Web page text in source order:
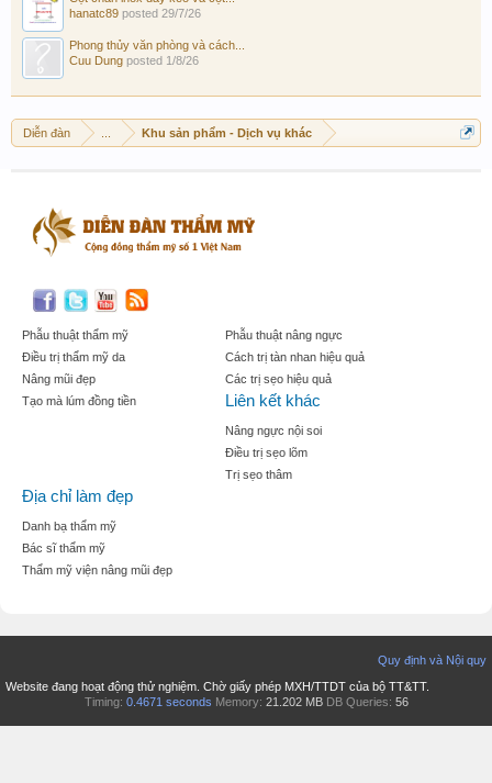
hanatc89 posted 29/7/26
Phong thủy văn phòng và cách...
Cuu Dung posted 1/8/26
Diễn đàn Khu sản phẩm - Dịch vụ khác
Phẫu thuật thẩm mỹ
Điều trị thẩm mỹ da
Nâng mũi đẹp
Tạo mà lúm đồng tiền
Phẫu thuật nâng ngực
Cách trị tàn nhan hiệu quả
Các trị sẹo hiệu quả
Liên kết khác
Nâng ngực nội soi
Điều trị sẹo lõm
Trị sẹo thâm
Địa chỉ làm đẹp
Danh bạ thẩm mỹ
Bác sĩ thẩm mỹ
Thẩm mỹ viện nâng mũi đẹp
Quy định và Nội quy
Website đang hoạt động thử nghiệm. Chờ giấy phép MXH/TTDT của bộ TT&TT.
Timing: 0.4671 seconds Memory: 21.202 MB DB Queries: 56